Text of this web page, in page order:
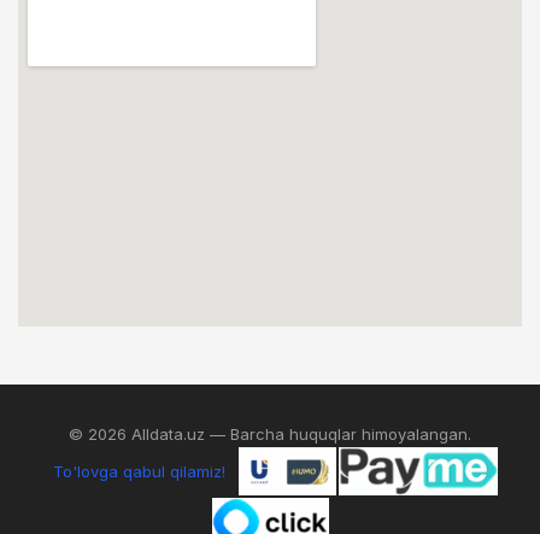
© 2026 Alldata.uz — Barcha huquqlar himoyalangan.
To'lovga qabul qilamiz!